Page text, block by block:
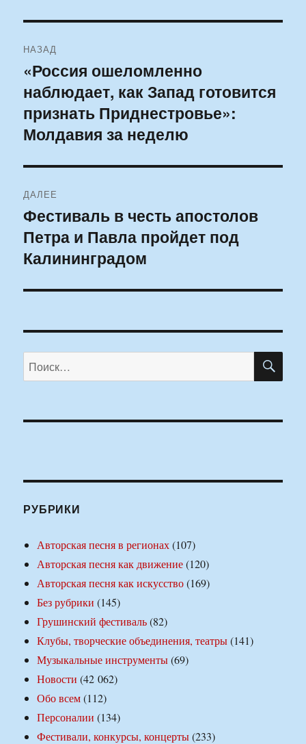
по
записям
НАЗАД
Предыдущая
запись:
«Россия ошеломленно
наблюдает, как Запад готовится
признать Приднестровье»:
Молдавия за неделю
ДАЛЕЕ
Следующая
запись:
Фестиваль в честь апостолов
Петра и Павла пройдет под
Калининградом
Искать:
РУБРИКИ
Авторская песня в регионах(107)
Авторская песня как движение(120)
Авторская песня как искусство(169)
Без рубрики (145)
Грушинский фестиваль(82)
Клубы, творческие объединения, театры(141)
Музыкальные инструменты(69)
Новости (42 062)
Обо всем(112)
Персоналии (134)
Фестивали, конкурсы, концерты(233)